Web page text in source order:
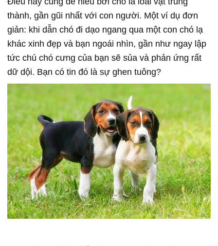
thành, gần gũi nhất với con người. Một ví dụ đơn
giản: khi dẫn chó đi dạo ngang qua một con chó lạ
khác xinh đẹp và bạn ngoái nhìn, gần như ngay lập
tức chú chó cưng của bạn sẽ sủa và phản ứng rất
dữ dội. Bạn có tin đó là sự ghen tuông?